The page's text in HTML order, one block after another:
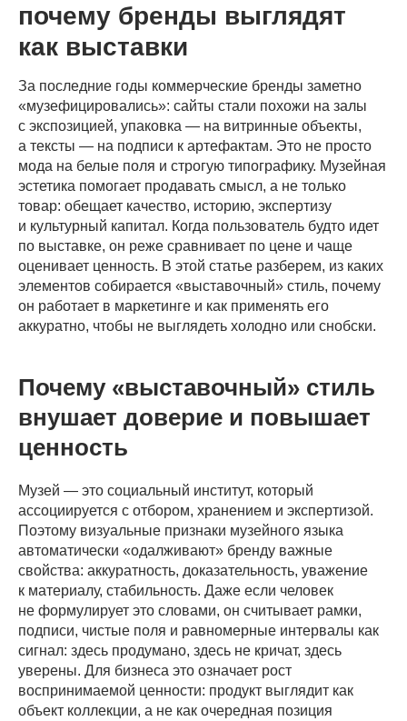
почему бренды выглядят
как выставки
За последние годы коммерческие бренды заметно
«музефицировались»: сайты стали похожи на залы
с экспозицией, упаковка — на витринные объекты,
а тексты — на подписи к артефактам. Это не просто
мода на белые поля и строгую типографику. Музейная
эстетика помогает продавать смысл, а не только
товар: обещает качество, историю, экспертизу
и культурный капитал. Когда пользователь будто идет
по выставке, он реже сравнивает по цене и чаще
оценивает ценность. В этой статье разберем, из каких
элементов собирается «выставочный» стиль, почему
он работает в маркетинге и как применять его
аккуратно, чтобы не выглядеть холодно или снобски.
Почему «выставочный» стиль
внушает доверие и повышает
ценность
Музей — это социальный институт, который
ассоциируется с отбором, хранением и экспертизой.
Поэтому визуальные признаки музейного языка
автоматически «одалживают» бренду важные
свойства: аккуратность, доказательность, уважение
к материалу, стабильность. Даже если человек
не формулирует это словами, он считывает рамки,
подписи, чистые поля и равномерные интервалы как
сигнал: здесь продумано, здесь не кричат, здесь
уверены. Для бизнеса это означает рост
воспринимаемой ценности: продукт выглядит как
объект коллекции, а не как очередная позиция